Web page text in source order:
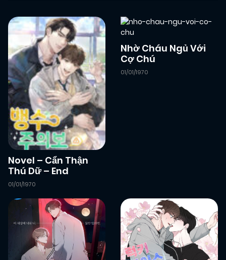
Novel – Cẩn Thận
Thú Dữ – End
01/01/1970
Nhờ Cháu Ngủ Với
Cợ Chú
01/01/1970